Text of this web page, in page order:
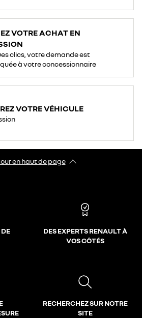
VOTRE ACHAT EN
clics, votre demande est
à votre concessionnaire
VOTRE VÉHICULE
en haut de page​
DES EXPERTS RENAULT À
VOS CÔTÉS
RECHERCHEZ SUR NOTRE
SITE